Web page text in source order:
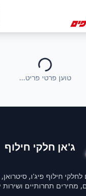
טוען פרטי פריט...
ג'אן חלקי חילוף